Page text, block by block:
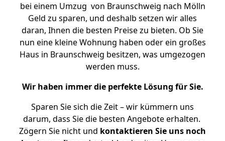
bei einem Umzug von Braunschweig nach Mölln
Geld zu sparen, und deshalb setzen wir alles
daran, Ihnen die besten Preise zu bieten. Ob Sie
nun eine kleine Wohnung haben oder ein großes
Haus in Braunschweig besitzen, was umgezogen
werden muss.
Wir haben immer die perfekte Lösung für Sie.
Sparen Sie sich die Zeit – wir kümmern uns
darum, dass Sie die besten Angebote erhalten.
Zögern Sie nicht und kontaktieren Sie uns noch